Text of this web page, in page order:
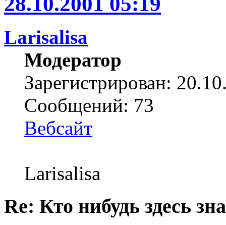
Larisalisa
Модератор
Зарегистрирован:
Сообщений: 73
Вебсайт
Larisalisa
Re: Кто нибудь здесь